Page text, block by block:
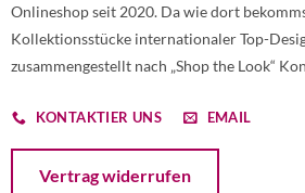
Onlineshop seit 2020. Da wie dort
Kollektionsstücke internationaler Top-
zusammengestellt nach „Shop the Look“
KONTAKTIER UNS EMAIL
Vertrag widerrufen